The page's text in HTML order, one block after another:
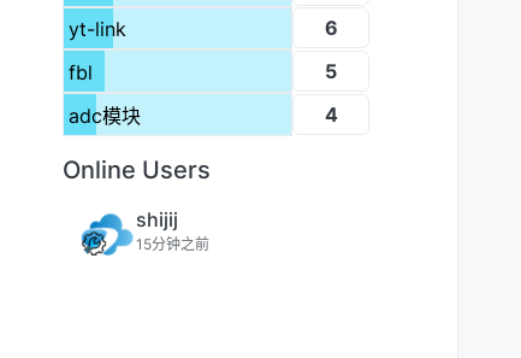
yt-link
6
fbl
5
adc模块
4
Online Users
shijij
15分钟之前